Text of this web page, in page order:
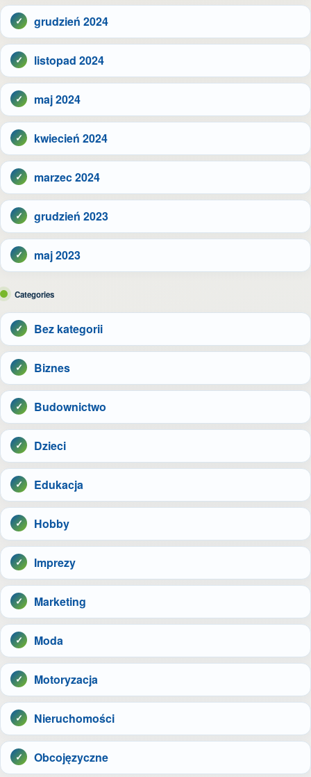
grudzień 2024
listopad 2024
maj 2024
kwiecień 2024
marzec 2024
grudzień 2023
maj 2023
Categories
Bez kategorii
Biznes
Budownictwo
Dzieci
Edukacja
Hobby
Imprezy
Marketing
Moda
Motoryzacja
Nieruchomości
Obcojęzyczne